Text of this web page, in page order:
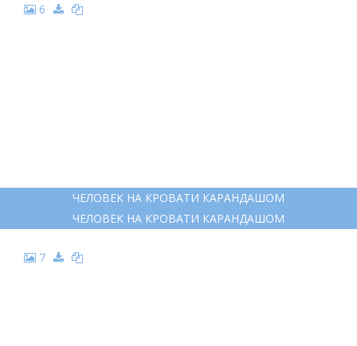
6
ЧЕЛОВЕК НА КРОВАТИ КАРАНДАШОМ
ЧЕЛОВЕК НА КРОВАТИ КАРАНДАШОМ
7